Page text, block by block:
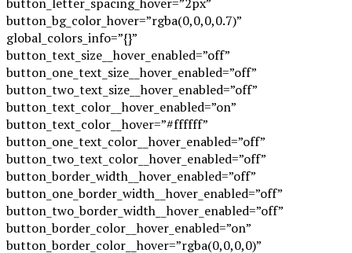
button_bg_color_hover=”rgba(0,0,0,0.7)”
global_colors_info=”{}”
button_text_size__hover_enabled=”off”
button_one_text_size__hover_enabled=”off”
button_two_text_size__hover_enabled=”off”
button_text_color__hover_enabled=”on”
button_text_color__hover=”#ffffff”
button_one_text_color__hover_enabled=”off”
button_two_text_color__hover_enabled=”off”
button_border_width__hover_enabled=”off”
button_one_border_width__hover_enabled=”off”
button_two_border_width__hover_enabled=”off”
button_border_color__hover_enabled=”on”
button_border_color__hover=”rgba(0,0,0,0)”